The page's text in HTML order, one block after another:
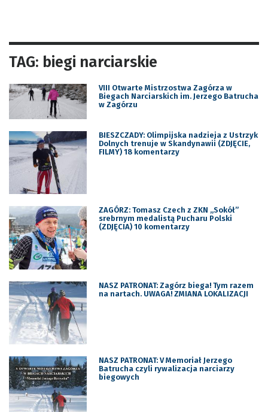
TAG: biegi narciarskie
VIII Otwarte Mistrzostwa Zagórza w
Biegach Narciarskich im. Jerzego Batrucha
w Zagórzu
BIESZCZADY: Olimpijska nadzieja z Ustrzyk
Dolnych trenuje w Skandynawii (ZDJĘCIE,
FILMY) 18 komentarzy
ZAGÓRZ: Tomasz Czech z ZKN „Sokół”
srebrnym medalistą Pucharu Polski
(ZDJĘCIA) 10 komentarzy
NASZ PATRONAT: Zagórz biega! Tym razem
na nartach. UWAGA! ZMIANA LOKALIZACJI
NASZ PATRONAT: V Memoriał Jerzego
Batrucha czyli rywalizacja narciarzy
biegowych